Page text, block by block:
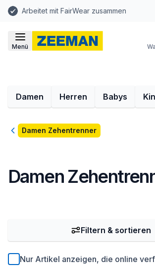
Arbeitet mit FairWear zusammen
Menü
Damen Herren Babys
ZurückDamen Zehentrenner
Damen
Nur Artikel anzeigen, die online
Filtern & sortieren